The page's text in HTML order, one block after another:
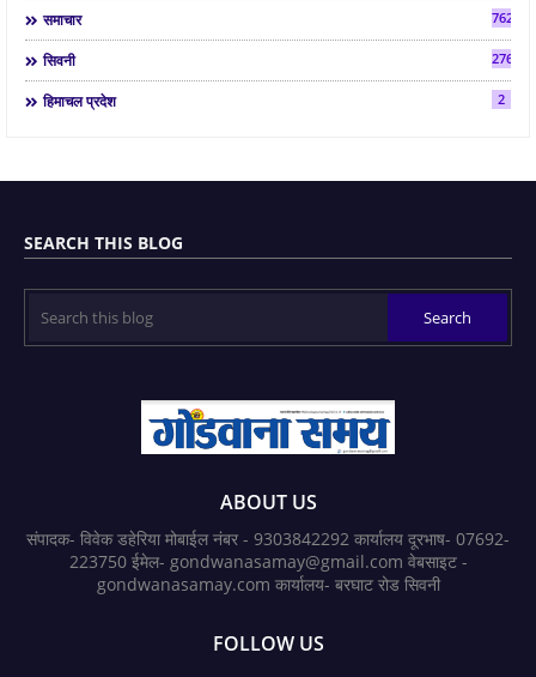
समाचार 7624
सिवनी 2763
हिमाचल प्रदेश 2
SEARCH THIS BLOG
ABOUT US
संपादक- विवेक डहेरिया मोबाईल नंबर - 9303842292 कार्यालय दूरभाष- 07692-
223750 ईमेल- gondwanasamay@gmail.com वेबसाइट -
gondwanasamay.com कार्यालय- बरघाट रोड सिवनी
FOLLOW US